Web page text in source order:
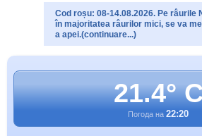
Cod roșu: 08-14.08.2026. Pe râurile
în majoritatea râurilor mici, se va
a apei.(continuare...)
21.4°
Погода на 22:20